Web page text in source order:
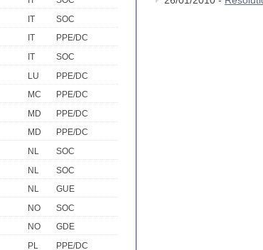
IT
SOC
IT
PPE/DC
IT
SOC
LU
PPE/DC
MC
PPE/DC
MD
PPE/DC
MD
PPE/DC
NL
SOC
NL
SOC
NL
GUE
NO
SOC
NO
GDE
PL
PPE/DC